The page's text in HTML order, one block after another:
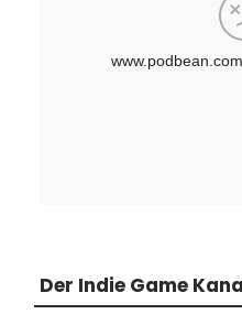
Der Indie Game